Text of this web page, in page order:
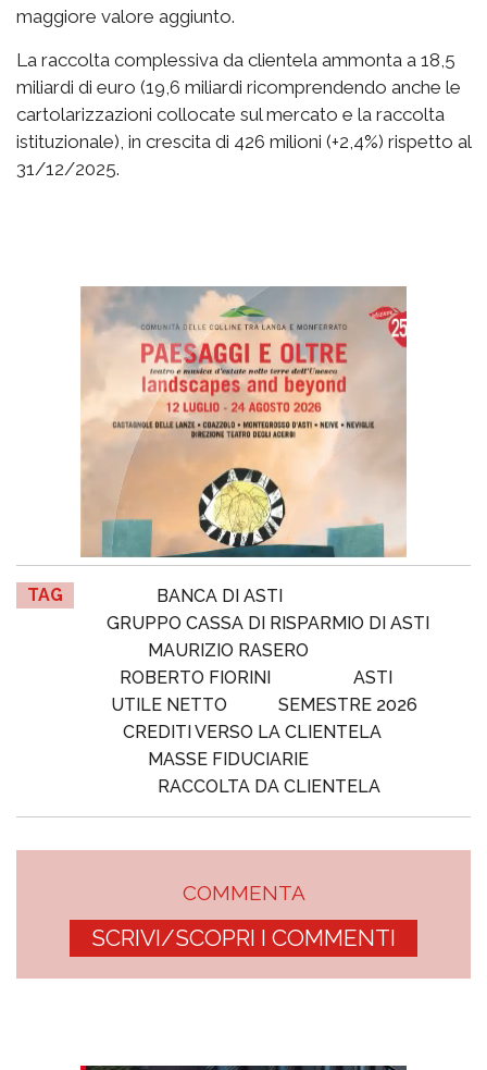
maggiore valore aggiunto.
La raccolta complessiva da clientela ammonta a 18,5
miliardi di euro (19,6 miliardi ricomprendendo anche le
cartolarizzazioni collocate sul mercato e la raccolta
istituzionale), in crescita di 426 milioni (+2,4%) rispetto al
31/12/2025.
TAG
BANCA DI ASTI
GRUPPO CASSA DI RISPARMIO DI ASTI
MAURIZIO RASERO
ROBERTO FIORINI
ASTI
UTILE NETTO
SEMESTRE 2026
CREDITI VERSO LA CLIENTELA
MASSE FIDUCIARIE
RACCOLTA DA CLIENTELA
COMMENTA
SCRIVI/SCOPRI I COMMENTI